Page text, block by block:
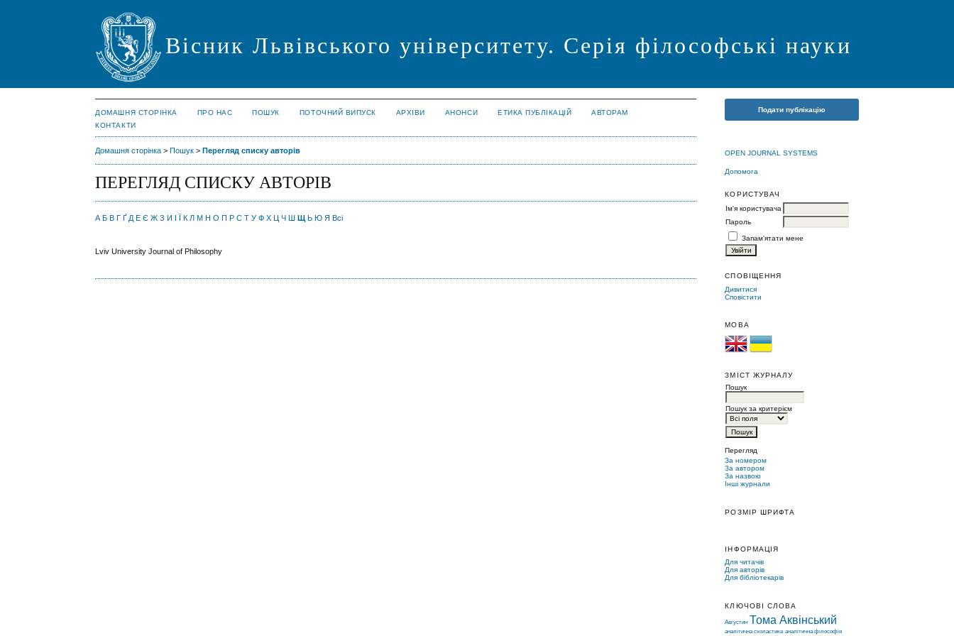
Вісник Львівського університету. Серія філософські науки
Подати публікацію
OPEN JOURNAL SYSTEMS
Допомога
КОРИСТУВАЧ
Ім'я користувача
Пароль
Запам'ятати мене
СПОВІЩЕННЯ
Дивитися
Сповістити
МОВА
ЗМІСТ ЖУРНАЛУ
Пошук
Пошук за критерієм
Перегляд
За номером
За автором
За назвою
Інші журнали
РОЗМІР ШРИФТА
ІНФОРМАЦІЯ
Для читачів
Для авторів
Для бібліотекарів
КЛЮЧОВІ СЛОВА
Августин Тома Аквінський
аналітична схоластика аналітична філософія
ДОМАШНЯ СТОРІНКА ПРО НАС ПОШУК ПОТОЧНИЙ ВИПУСК АРХІВИ АНОНСИ ЕТИКА ПУБЛІКАЦІЙ
АВТОРАМ
КОНТАКТИ
Домашня сторінка >Пошук >Перегляд списку авторів
ПЕРЕГЛЯД СПИСКУ АВТОРІВ
А Б В Г Ґ Д Е Є Ж З И І Ї К Л М Н О П Р С Т У Ф Х Ц Ч Ш Щ Ь Ю Я Всі
Lviv University Journal of Philosophy